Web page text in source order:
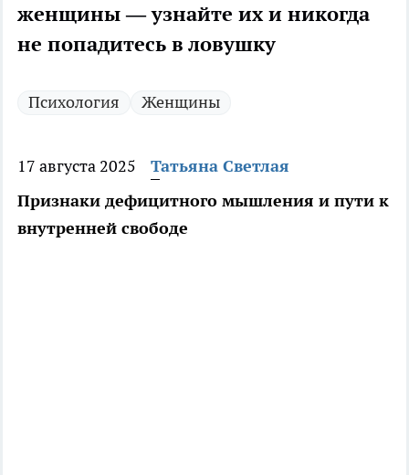
женщины — узнайте их и никогда
не попадитесь в ловушку
Психология Женщины
17 августа 2025
Татьяна Светлая
Признаки дефицитного мышления и пути к
внутренней свободе